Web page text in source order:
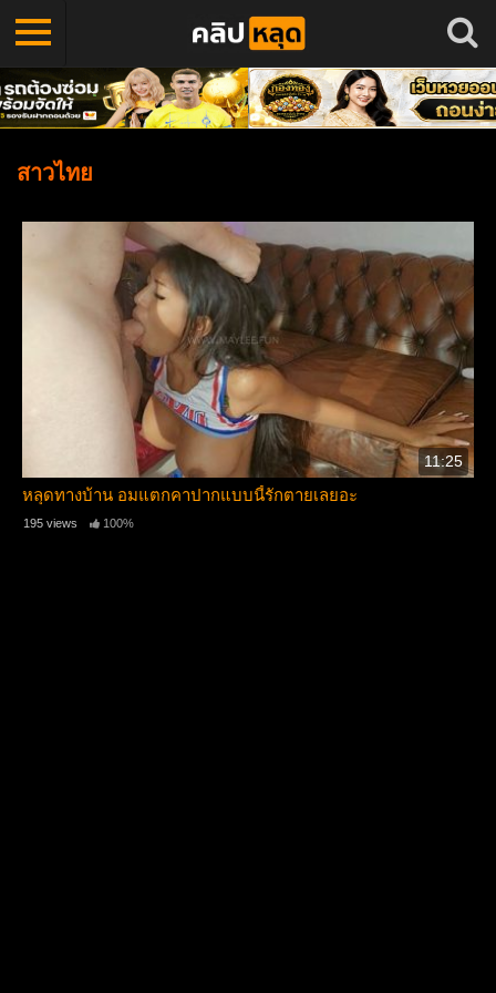
สาวไทย
11:25
หลุดทางบ้าน อมแตกคาปากแบบนี้รักตายเลยอะ
195 views 100%